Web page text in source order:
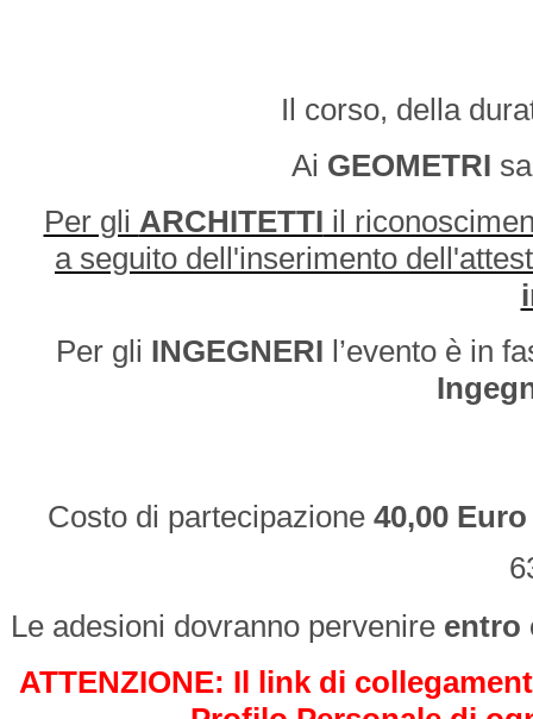
Il corso, della
Ai GEOMETRI
Per gli ARCHITETTI il
a seguito dell'inserimento
Per gli INGEGNERI l’evento è in
Costo di partecipazione 40,00 Euro
Le adesioni dovranno pervenire entro
ATTENZIONE: Il link di